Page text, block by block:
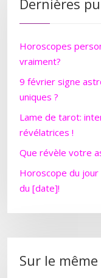
Dernières
Horoscopes
vraiment?
9 février signe
uniques ?
Lame de tarot:
révélatrices !
Que révèle votre
Horoscope du
du [date]!
Sur le